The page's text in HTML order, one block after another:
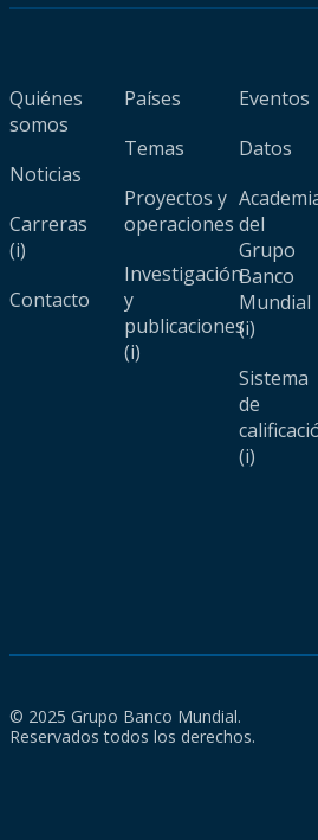
Quiénes
somos
Noticias
Carreras
(i)
Contacto
Países
Temas
Proyectos y
operaciones
Investigación
y
publicaciones
(i)
Eventos
Datos
del
Grupo
Banco
Mundial
(i)
Sistema
de
(i)
© 2025 Grupo Banco Mundial.
Reservados todos los derechos.